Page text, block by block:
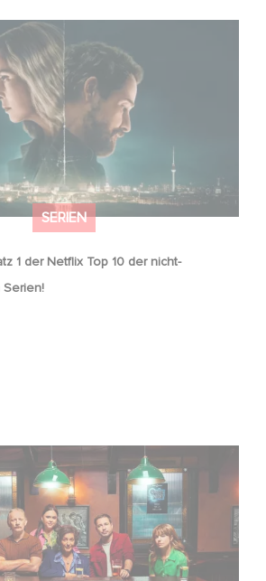
SERIEN
1 der Netflix Top 10 der nicht-
Serien!
1 der Netflix Top 10 der nicht-
Serien!
Herzen Rache wollen: Willkommen im